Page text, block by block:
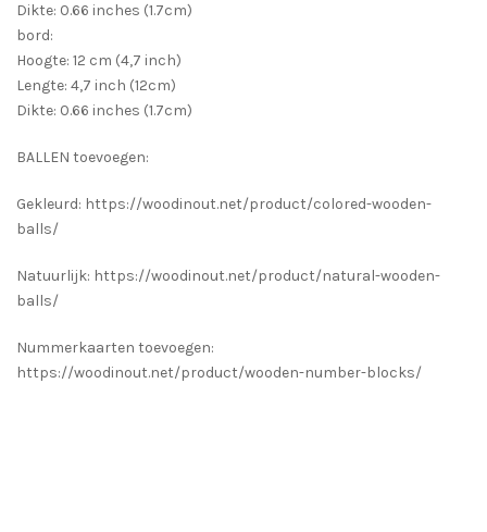
Dikte: 0.66 inches (1.7cm)
bord:
Hoogte: 12 cm (4,7 inch)
Lengte: 4,7 inch (12cm)
Dikte: 0.66 inches (1.7cm)
BALLEN toevoegen:
Gekleurd: https://woodinout.net/product/colored-wooden-
balls/
Natuurlijk: https://woodinout.net/product/natural-wooden-
balls/
Nummerkaarten toevoegen:
https://woodinout.net/product/wooden-number-blocks/